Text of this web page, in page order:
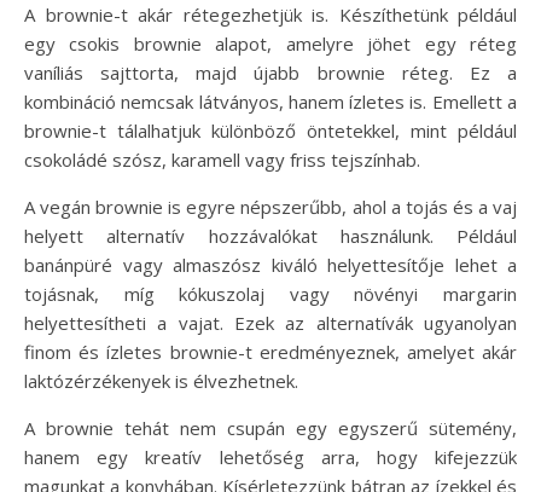
A brownie-t akár rétegezhetjük is. Készíthetünk például
egy csokis brownie alapot, amelyre jöhet egy réteg
vaníliás sajttorta, majd újabb brownie réteg. Ez a
kombináció nemcsak látványos, hanem ízletes is. Emellett a
brownie-t tálalhatjuk különböző öntetekkel, mint például
csokoládé szósz, karamell vagy friss tejszínhab.
A vegán brownie is egyre népszerűbb, ahol a tojás és a vaj
helyett alternatív hozzávalókat használunk. Például
banánpüré vagy almaszósz kiváló helyettesítője lehet a
tojásnak, míg kókuszolaj vagy növényi margarin
helyettesítheti a vajat. Ezek az alternatívák ugyanolyan
finom és ízletes brownie-t eredményeznek, amelyet akár
laktózérzékenyek is élvezhetnek.
A brownie tehát nem csupán egy egyszerű sütemény,
hanem egy kreatív lehetőség arra, hogy kifejezzük
magunkat a konyhában. Kísérletezzünk bátran az ízekkel és